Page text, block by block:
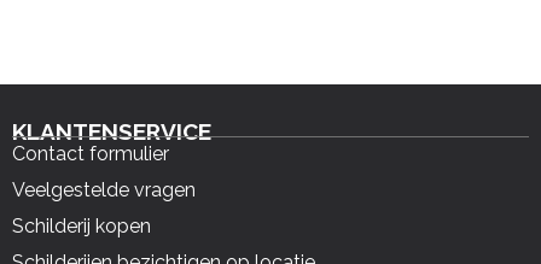
KLANTENSERVICE
Contact formulier
Veelgestelde vragen
Schilderij kopen